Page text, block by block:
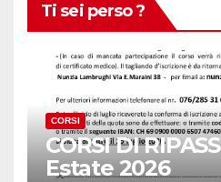
Ti sei perso ?
CORSI
CORSI DI
Estate 2026